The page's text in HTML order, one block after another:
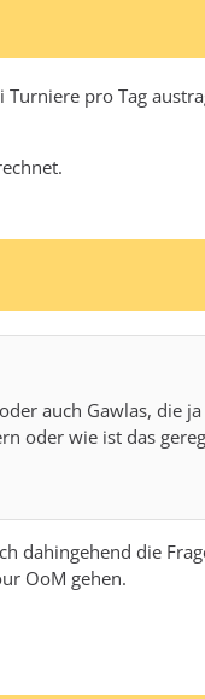
Turniere pro Tag
auch Gawlas, die
oder wie ist das
dahingehend die
OoM gehen.